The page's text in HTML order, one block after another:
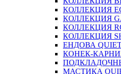
КОЛЛЕКЦИЯ
КОЛЛЕКЦИЯ
КОЛЛЕКЦИЯ
КОЛЛЕКЦИЯ
ЕНДОВА
КОНЕК-
МАСТИКА